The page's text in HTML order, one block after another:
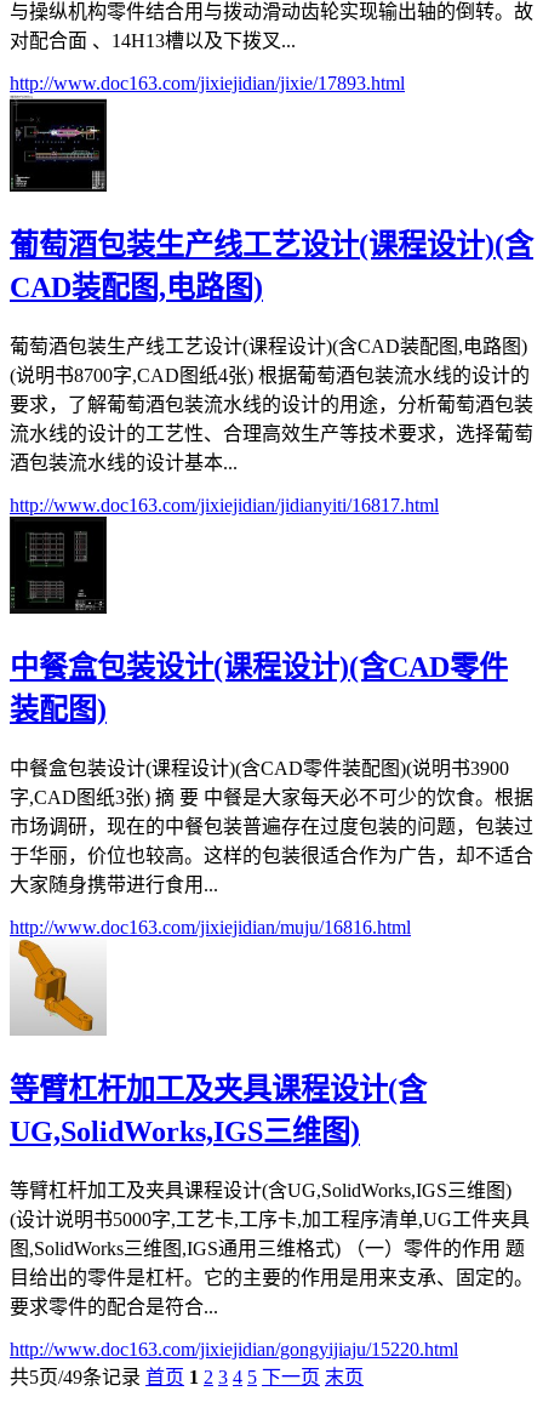
与操纵机构零件结合用与拨动滑动齿轮实现输出轴的倒转。故
对配合面 、14H13槽以及下拨叉...
http://www.doc163.com/jixiejidian/jixie/17893.html
葡萄酒包装生产线工艺设计(课程设计)(含
CAD装配图,电路图)
葡萄酒包装生产线工艺设计(课程设计)(含CAD装配图,电路图)
(说明书8700字,CAD图纸4张) 根据葡萄酒包装流水线的设计的
要求，了解葡萄酒包装流水线的设计的用途，分析葡萄酒包装
流水线的设计的工艺性、合理高效生产等技术要求，选择葡萄
酒包装流水线的设计基本...
http://www.doc163.com/jixiejidian/jidianyiti/16817.html
中餐盒包装设计(课程设计)(含CAD零件
装配图)
中餐盒包装设计(课程设计)(含CAD零件装配图)(说明书3900
字,CAD图纸3张) 摘 要 中餐是大家每天必不可少的饮食。根据
市场调研，现在的中餐包装普遍存在过度包装的问题，包装过
于华丽，价位也较高。这样的包装很适合作为广告，却不适合
大家随身携带进行食用...
http://www.doc163.com/jixiejidian/muju/16816.html
等臂杠杆加工及夹具课程设计(含
UG,SolidWorks,IGS三维图)
等臂杠杆加工及夹具课程设计(含UG,SolidWorks,IGS三维图)
(设计说明书5000字,工艺卡,工序卡,加工程序清单,UG工件夹具
图,SolidWorks三维图,IGS通用三维格式) （一）零件的作用 题
目给出的零件是杠杆。它的主要的作用是用来支承、固定的。
要求零件的配合是符合...
http://www.doc163.com/jixiejidian/gongyijiaju/15220.html
共5页/49条记录 首页 1 2 3 4 5 下一页 末页